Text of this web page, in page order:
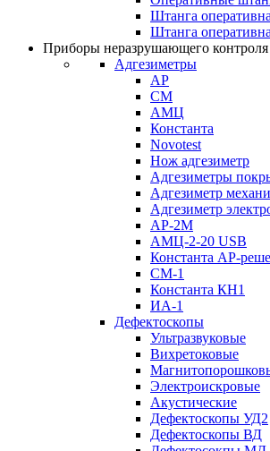
Штанга
Штанга
Приборы неразрушающего контроля
Адгезиметры
АР
СМ
АМЦ
Константа
Novotest
Нож адгезиметр
Адгезиметры
Адгезиметр
Адгезиметр
АР-2М
АМЦ-2-20 USB
Константа АР-
СМ-1
Константа КН1
ИА-1
Дефектоскопы
Ультразвуковые
Вихретоковые
Электроискровые
Акустические
Дефектоскопы УД2
Дефектоскопы ВД